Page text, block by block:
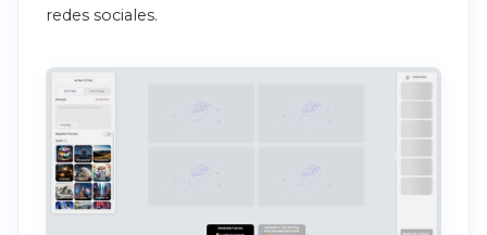
redes sociales.